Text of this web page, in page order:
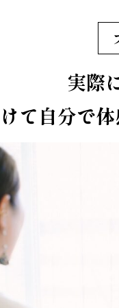
実際
て自分で